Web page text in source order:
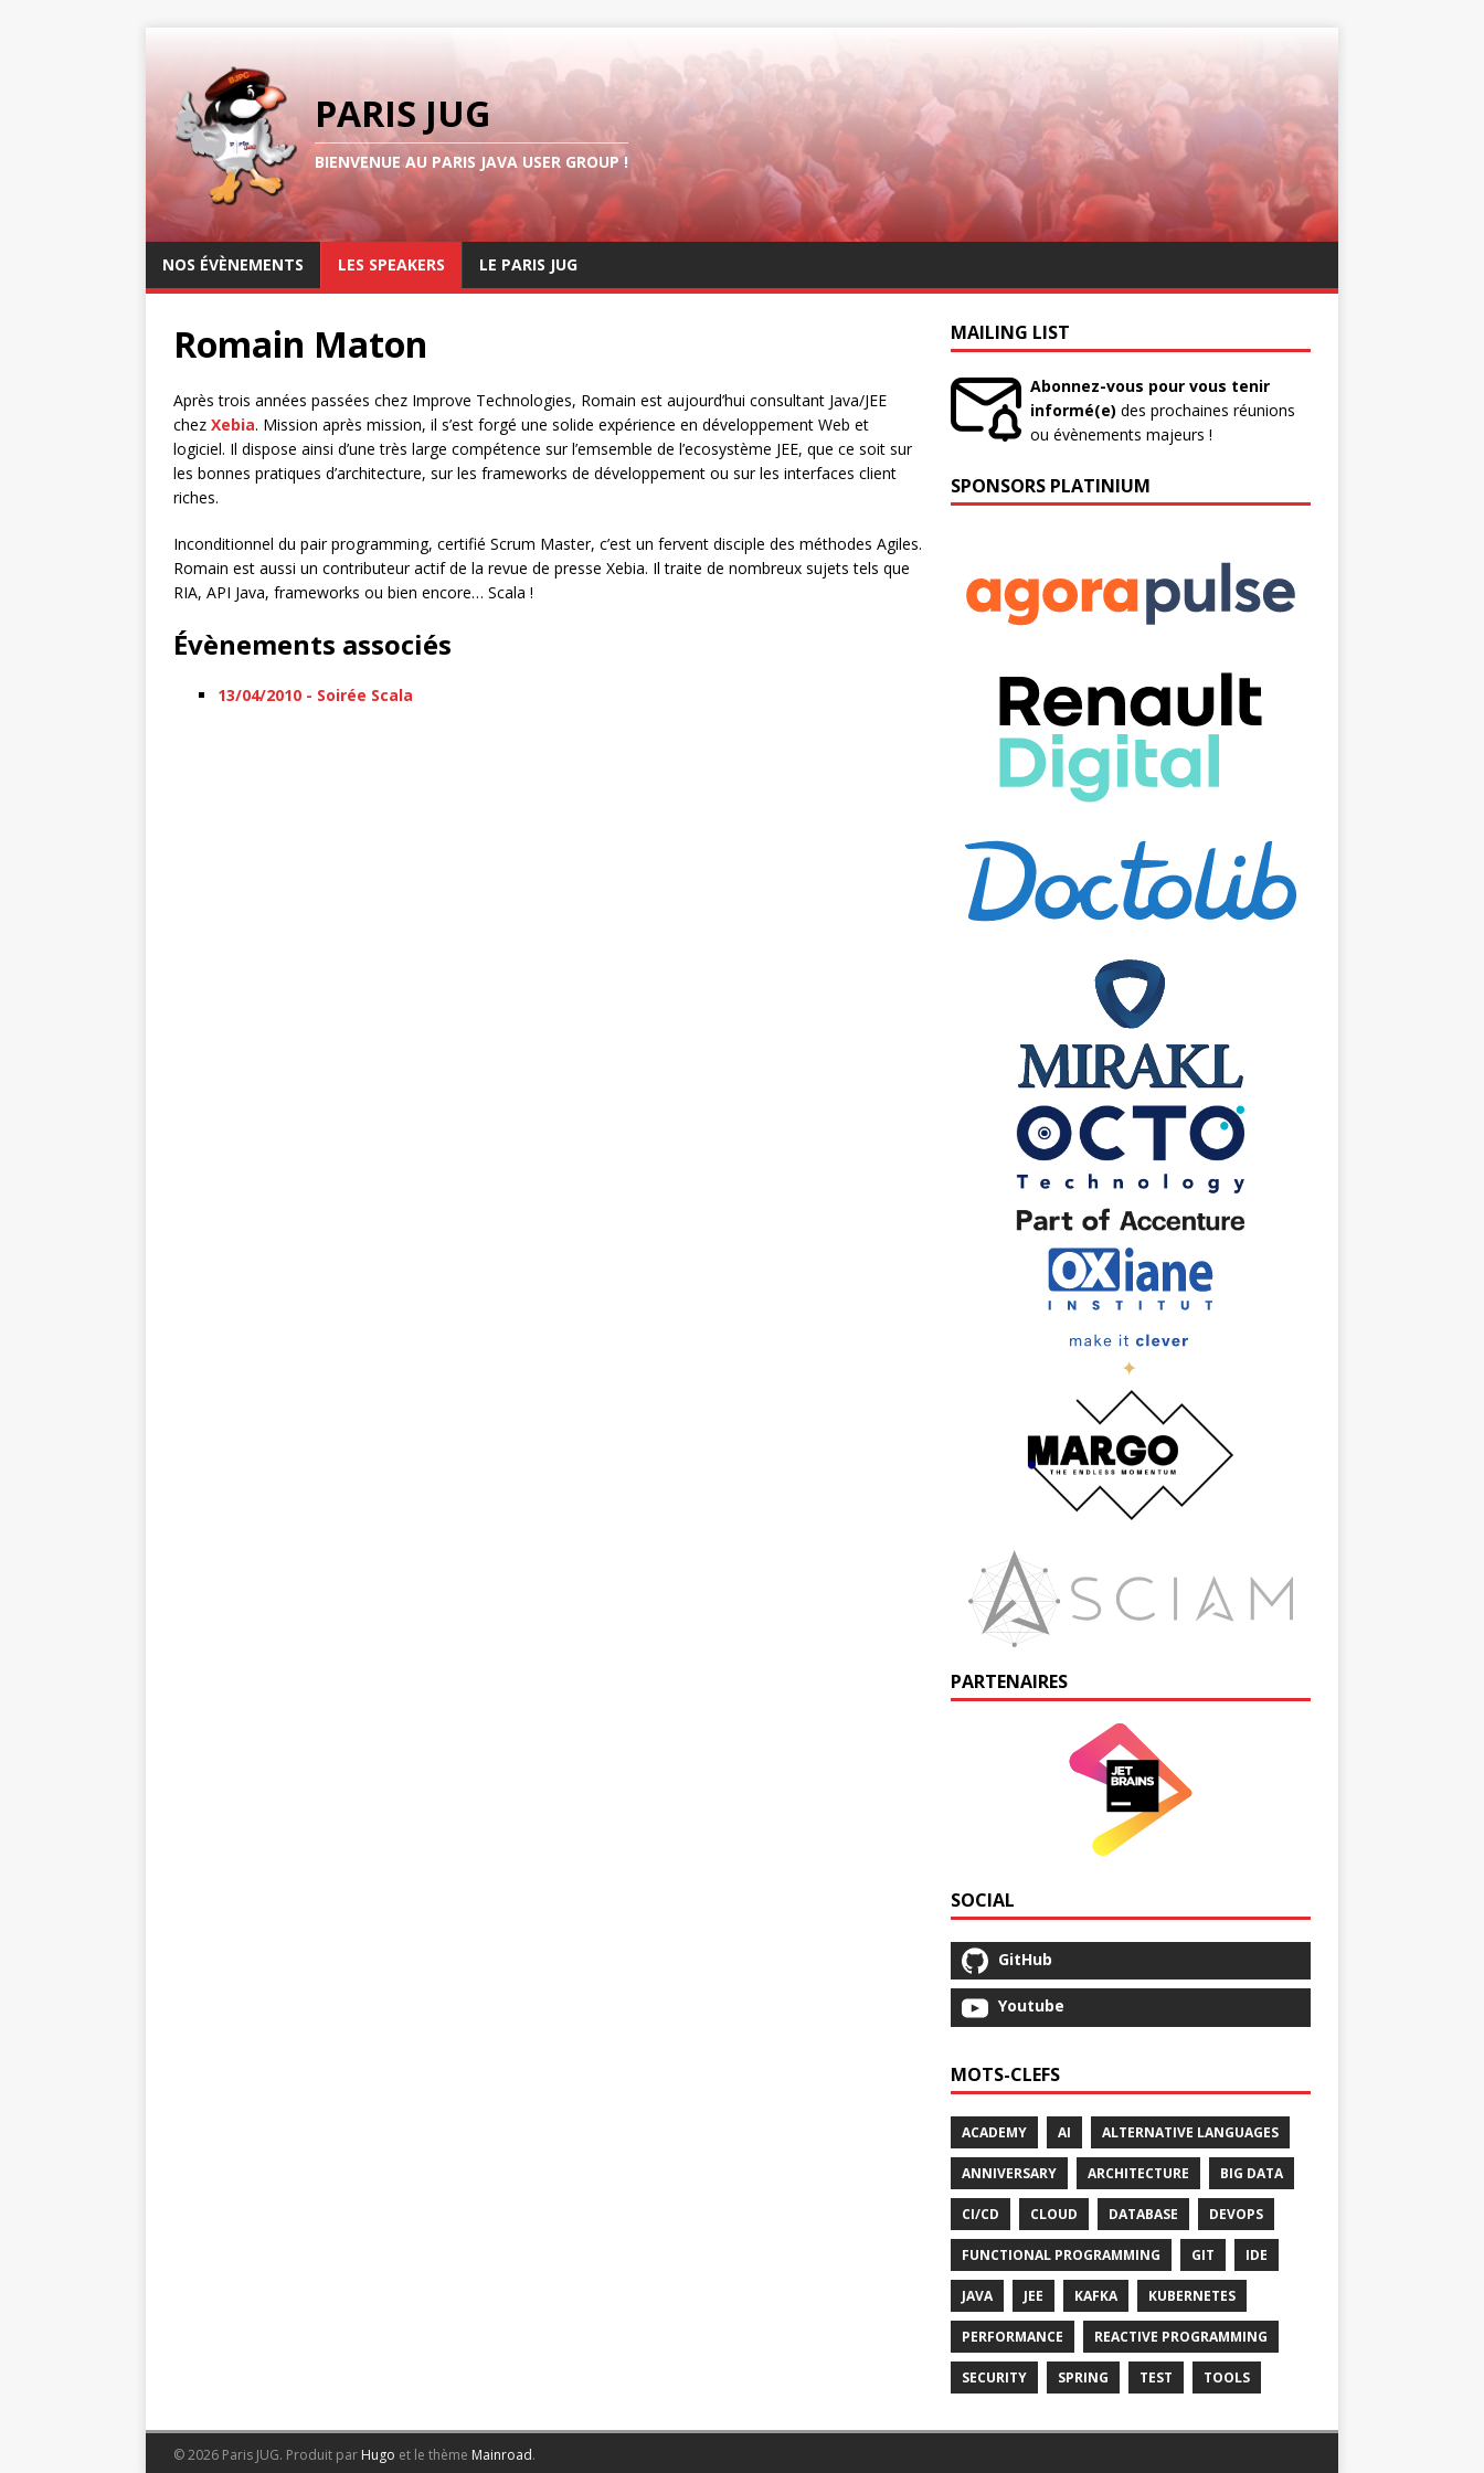
PARIS JUG
BIENVENUE AU PARIS JAVA USER GROUP !
NOS ÉVÈNEMENTS LES SPEAKERS LE PARIS JUG
Romain Maton
Après trois années passées chez Improve Technologies, Romain est aujourd’hui consultant Java/JEE
chez Xebia. Mission après mission, il s’est forgé une solide expérience en développement Web et
logiciel. Il dispose ainsi d’une très large compétence sur l’emsemble de l’ecosystème JEE, que ce soit sur
les bonnes pratiques d’architecture, sur les frameworks de développement ou sur les interfaces client
riches.
Inconditionnel du pair programming, certifié Scrum Master, c’est un fervent disciple des méthodes Agiles.
Romain est aussi un contributeur actif de la revue de presse Xebia. Il traite de nombreux sujets tels que
RIA, API Java, frameworks ou bien encore… Scala !
Évènements associés
13/04/2010 - Soirée Scala
MAILING LIST
Abonnez-vous pour vous tenir
informé(e) des prochaines réunions
ou évènements majeurs !
SPONSORS PLATINIUM
PARTENAIRES
SOCIAL
GitHub
Youtube
MOTS-CLEFS
ACADEMY AI ALTERNATIVE LANGUAGES
ANNIVERSARY ARCHITECTURE BIG DATA
CI/CD CLOUD DATABASE DEVOPS
FUNCTIONAL PROGRAMMING GIT IDE
JAVA JEE KAFKA KUBERNETES
PERFORMANCE REACTIVE PROGRAMMING
SECURITY SPRING TEST TOOLS
© 2026 Paris JUG. Produit par Hugo et le thème Mainroad.